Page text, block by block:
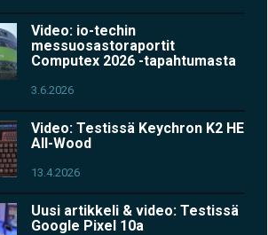
Video: io-techin
messuosastoraportit
Computex 2026 -tapahtumasta
3.6.2026
Video: Testissä Keychron K2 HE
All-Wood
13.4.2026
Uusi artikkeli & video: Testissä
Google Pixel 10a